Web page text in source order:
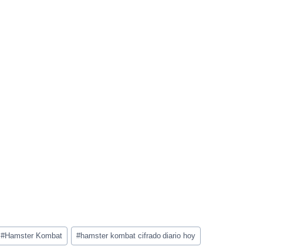
#Hamster Kombat #hamster kombat cifrado diario hoy